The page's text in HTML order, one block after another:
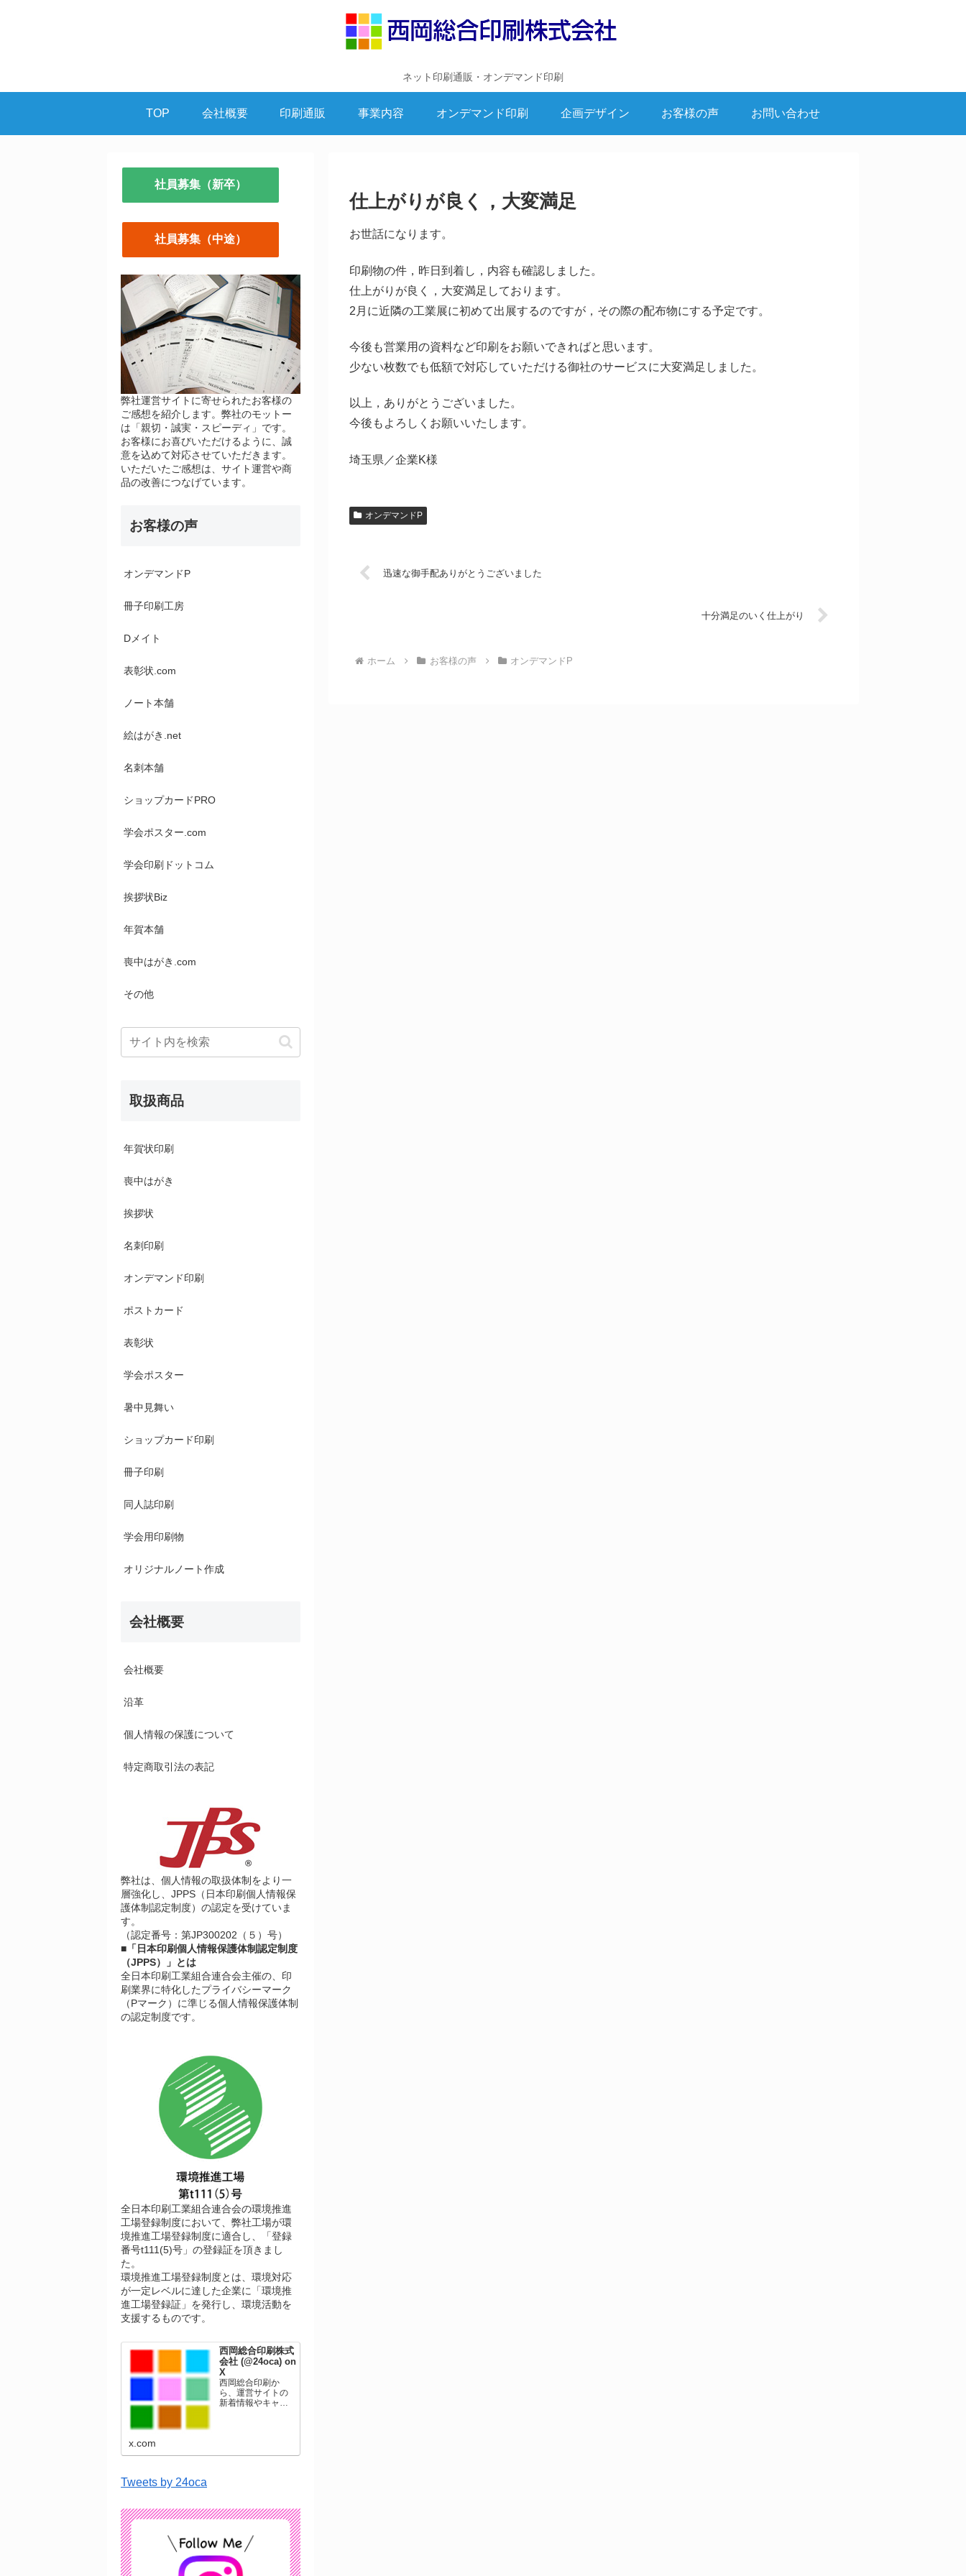
ネット印刷通販・オンデマンド印刷
TOP 会社概要 印刷通販 事業内容 オンデマンド印刷 企画デザイン お客様の声 お問い合わせ
仕上がりが良く，大変満足
お世話になります。
印刷物の件，昨日到着し，内容も確認しました。
仕上がりが良く，大変満足しております。
2月に近隣の工業展に初めて出展するのですが，その際の配布物にする予定です。
今後も営業用の資料など印刷をお願いできればと思います。
少ない枚数でも低額で対応していただける御社のサービスに大変満足しました。
以上，ありがとうございました。
今後もよろしくお願いいたします。
埼玉県／企業K様
オンデマンドP
迅速な御手配ありがとうございました
十分満足のいく仕上がり
ホーム お客様の声 オンデマンドP
社員募集（新卒）
社員募集（中途）
弊社運営サイトに寄せられたお客様の
ご感想を紹介します。弊社のモットー
は「親切・誠実・スピーディ」です。
お客様にお喜びいただけるように、誠
意を込めて対応させていただきます。
いただいたご感想は、サイト運営や商
品の改善につなげています。
お客様の声
オンデマンドP
冊子印刷工房
Dメイト
表彰状.com
ノート本舗
絵はがき.net
名刺本舗
ショップカードPRO
学会ポスター.com
学会印刷ドットコム
挨拶状Biz
年賀本舗
喪中はがき.com
その他
取扱商品
年賀状印刷
喪中はがき
挨拶状
名刺印刷
オンデマンド印刷
ポストカード
表彰状
学会ポスター
暑中見舞い
ショップカード印刷
冊子印刷
同人誌印刷
学会用印刷物
オリジナルノート作成
会社概要
会社概要
沿革
個人情報の保護について
特定商取引法の表記
弊社は、個人情報の取扱体制をより一
層強化し、JPPS（日本印刷個人情報保
護体制認定制度）の認定を受けていま
す。
（認定番号：第JP300202（５）号）
■「日本印刷個人情報保護体制認定制度
（JPPS）」とは
全日本印刷工業組合連合会主催の、印
刷業界に特化したプライバシーマーク
（Pマーク）に準じる個人情報保護体制
の認定制度です。
全日本印刷工業組合連合会の環境推進
工場登録制度において、弊社工場が環
境推進工場登録制度に適合し、「登録
番号t111(5)号」の登録証を頂きまし
た。
環境推進工場登録制度とは、環境対応
が一定レベルに達した企業に「環境推
進工場登録証」を発行し、環境活動を
支援するものです。
西岡総合印刷株式
会社 (@24oca) on
X
西岡総合印刷か
ら、運営サイトの
新着情報やキャン
ています。
x.com
Tweets by 24oca